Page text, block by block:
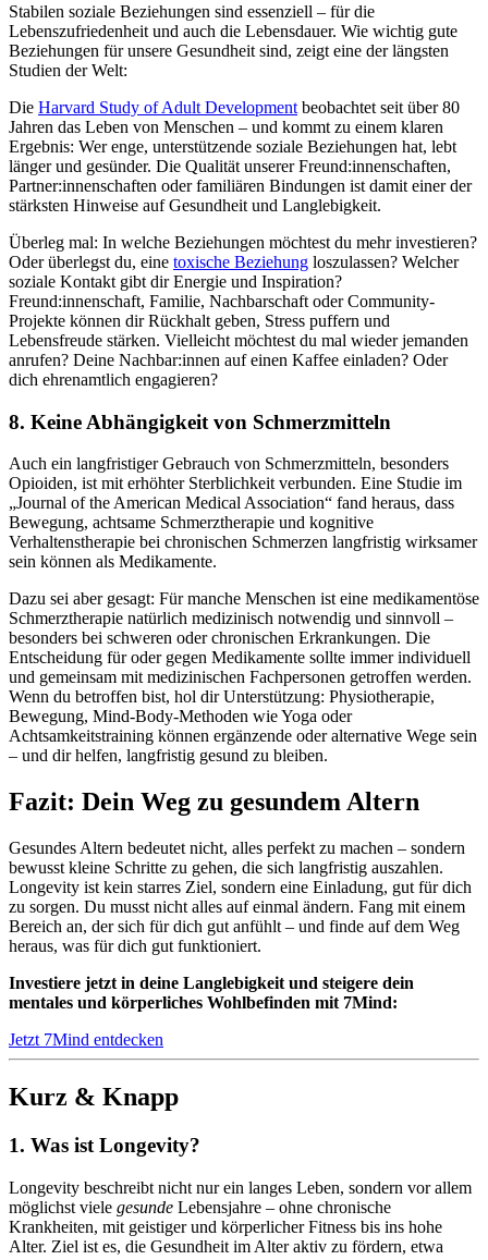
Stabilen soziale Beziehungen sind essenziell – für die
Lebenszufriedenheit und auch die Lebensdauer. Wie wichtig gute
Beziehungen für unsere Gesundheit sind, zeigt eine der längsten
Studien der Welt:
Die Harvard Study of Adult Development beobachtet seit über 80
Jahren das Leben von Menschen – und kommt zu einem klaren
Ergebnis: Wer enge, unterstützende soziale Beziehungen hat, lebt
länger und gesünder. Die Qualität unserer Freund:innenschaften,
Partner:innenschaften oder familiären Bindungen ist damit einer der
stärksten Hinweise auf Gesundheit und Langlebigkeit.
Überleg mal: In welche Beziehungen möchtest du mehr investieren?
Oder überlegst du, eine toxische Beziehung loszulassen? Welcher
soziale Kontakt gibt dir Energie und Inspiration?
Freund:innenschaft, Familie, Nachbarschaft oder Community-
Projekte können dir Rückhalt geben, Stress puffern und
Lebensfreude stärken. Vielleicht möchtest du mal wieder jemanden
anrufen? Deine Nachbar:innen auf einen Kaffee einladen? Oder
dich ehrenamtlich engagieren?
8. Keine Abhängigkeit von Schmerzmitteln
Auch ein langfristiger Gebrauch von Schmerzmitteln, besonders
Opioiden, ist mit erhöhter Sterblichkeit verbunden. Eine Studie im
„Journal of the American Medical Association“ fand heraus, dass
Bewegung, achtsame Schmerztherapie und kognitive
Verhaltenstherapie bei chronischen Schmerzen langfristig wirksamer
sein können als Medikamente.
Dazu sei aber gesagt: Für manche Menschen ist eine medikamentöse
Schmerztherapie natürlich medizinisch notwendig und sinnvoll –
besonders bei schweren oder chronischen Erkrankungen. Die
Entscheidung für oder gegen Medikamente sollte immer individuell
und gemeinsam mit medizinischen Fachpersonen getroffen werden.
Wenn du betroffen bist, hol dir Unterstützung: Physiotherapie,
Bewegung, Mind-Body-Methoden wie Yoga oder
Achtsamkeitstraining können ergänzende oder alternative Wege sein
– und dir helfen, langfristig gesund zu bleiben.
Fazit: Dein Weg zu gesundem Altern
Gesundes Altern bedeutet nicht, alles perfekt zu machen – sondern
bewusst kleine Schritte zu gehen, die sich langfristig auszahlen.
Longevity ist kein starres Ziel, sondern eine Einladung, gut für dich
zu sorgen. Du musst nicht alles auf einmal ändern. Fang mit einem
Bereich an, der sich für dich gut anfühlt – und finde auf dem Weg
heraus, was für dich gut funktioniert.
Investiere jetzt in deine Langlebigkeit und steigere dein
mentales und körperliches Wohlbefinden mit 7Mind:
Jetzt 7Mind entdecken
Kurz & Knapp
1. Was ist Longevity?
Longevity beschreibt nicht nur ein langes Leben, sondern vor allem
möglichst viele gesunde Lebensjahre – ohne chronische
Krankheiten, mit geistiger und körperlicher Fitness bis ins hohe
Alter. Ziel ist es, die Gesundheit im Alter aktiv zu fördern, etwa